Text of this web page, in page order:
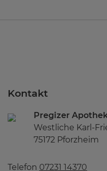
Kontakt
Pregizer
Westliche Karl-
75172 Pforzheim
Telefon 07231 14370